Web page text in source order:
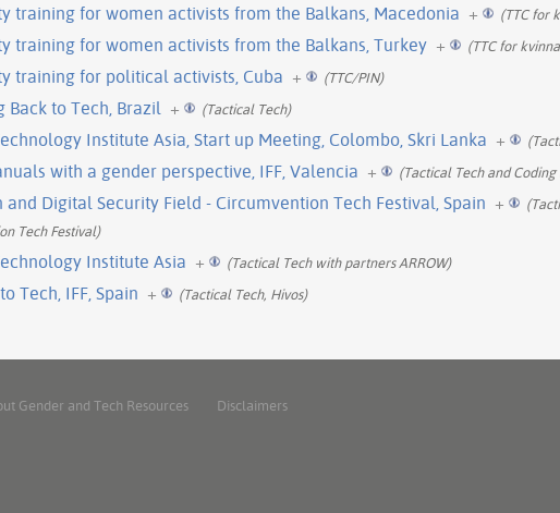
training for women activists from the Balkans, Macedonia + (TTC for
training for women activists from the Balkans, Turkey + (TTC for
training for political activists, Cuba + (TTC/PIN)
Back to Tech, Brazil + (Tactical Tech)
Institute Asia, Start up Meeting, Colombo, Skri Lanka +
with a gender perspective, IFF, Valencia + (Tactical Tech and Coding
and Digital Security Field - Circumvention Tech Festival, Spain +
Tech Festival)
Institute Asia + (Tactical Tech with partners ARROW)
Tech, IFF, Spain + (Tactical Tech, Hivos)
Gender and Tech Resources Disclaimers